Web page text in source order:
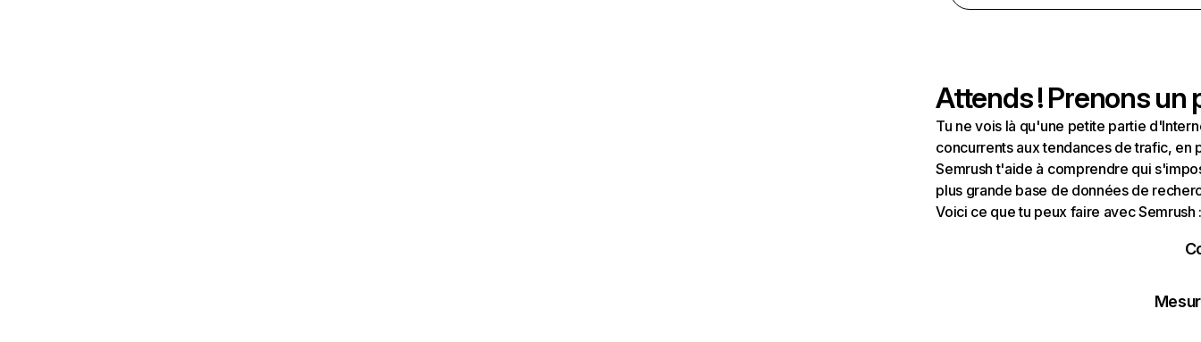
Attends ! Prenons un
Tu ne vois là qu'une petite partie
concurrents aux tendances de trafic, en
Semrush t'aide à comprendre qui
plus grande base de données de
Voici ce que tu peux faire avec Semrush